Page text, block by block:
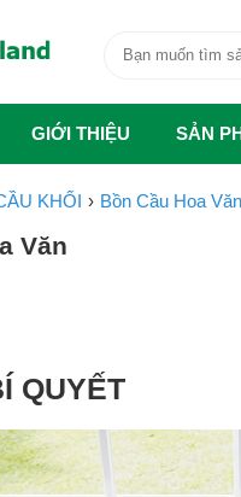
GIỚI THIỆU SẢN
KHỐI Bồn Cầu Hoa Văn
Văn
QUYẾT